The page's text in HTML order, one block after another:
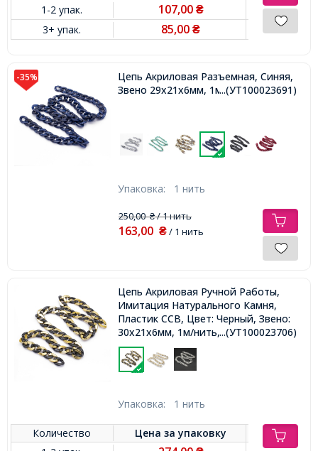
1-2 упак.
107,00 ₴
3+ упак. 85,00₴
-35%
Цепь Акриловая Разъемная, Синяя,
Звено 29x21x6мм, 1м,...(УТ100023691)
Упаковка: 1 нить
250,00₴/ 1 нить
163,00 ₴/ 1 нить
Цепь Акриловая Ручной Работы,
Имитация Натурального Камня,
Пластик CCB, Цвет: Черный, Звено:
30x21x6мм, 1м/нить,...(УТ100023706)
Упаковка: 1 нить
Количество Цена заупаковку